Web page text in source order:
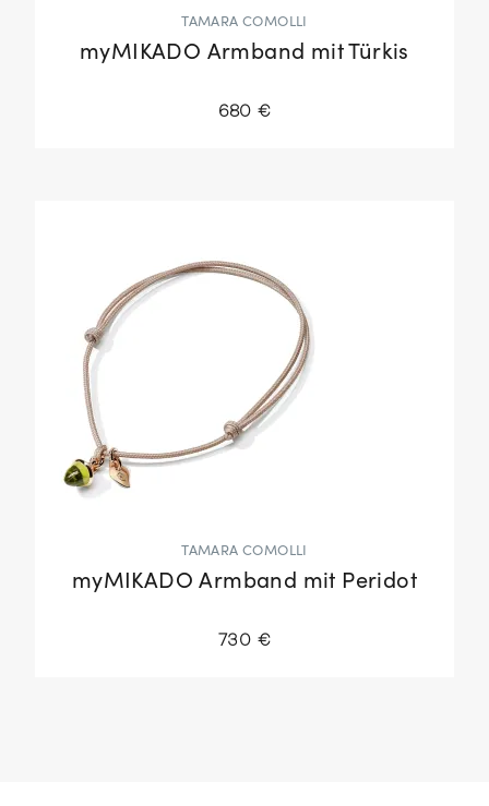
TAMARA COMOLLI
myMIKADO Armband mit Türkis
680 €
TAMARA COMOLLI
myMIKADO Armband mit Peridot
730 €